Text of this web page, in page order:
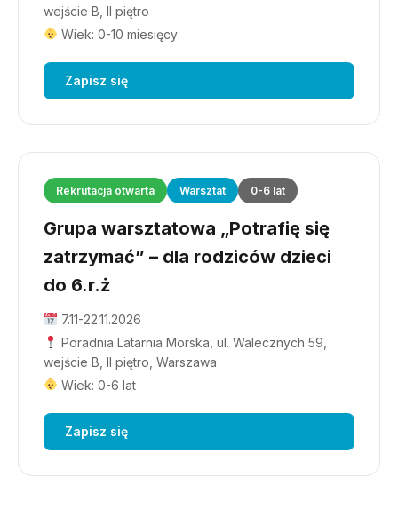
wejście B, II piętro
Wiek: 0-10 miesięcy
Zapisz się
Rekrutacja otwarta Warsztat 0-6 lat
Grupa warsztatowa „Potrafię się
zatrzymać” – dla rodziców dzieci
do 6.r.ż
7.11-22.11.2026
Poradnia Latarnia Morska, ul. Walecznych 59,
wejście B, II piętro, Warszawa
Wiek: 0-6 lat
Zapisz się